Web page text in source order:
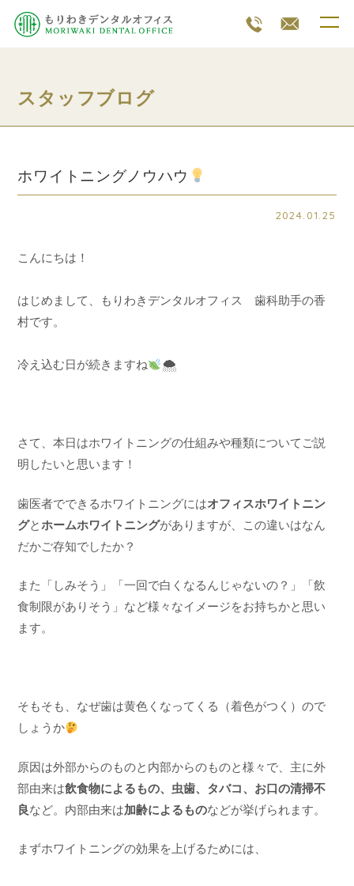
スタッフブログ
ホワイトニングノウハウ
2024.01.25
こんにちは！
はじめまして、もりわきデンタルオフィス 歯科助手の香
村です。
冷え込む日が続きますね 🌨
さて、本日はホワイトニングの仕組みや種類についてご説
明したいと思います！
歯医者でできるホワイトニングにはオフィスホワイトニン
グとホームホワイトニングがありますが、この違いはなん
だかご存知でしたか？
また「しみそう」「一回で白くなるんじゃないの？」「飲
食制限がありそう」など様々なイメージをお持ちかと思い
ます。
そもそも、なぜ歯は黄色くなってくる（着色がつく）ので
しょうか
原因は外部からのものと内部からのものと様々で、主に外
部由来は飲食物によるもの、虫歯、タバコ、お口の清掃不
良など。内部由来は加齢によるものなどが挙げられます。
まずホワイトニングの効果を上げるためには、